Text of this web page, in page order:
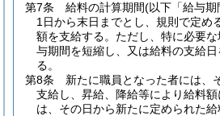
第7条
給料の計算期間(以下「給与期
1日から末日までとし、規則で定め
額を支給する。 ただし、特に必要
与期間を短縮し、又は給料の支給
る。
第8条
新たに職員となった者には、
支給し、昇給、降給等により給料
は、その日から新たに定められた給